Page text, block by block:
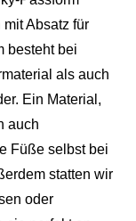
Absatz für
besteht bei
als auch
Ein Material,
auch
Füße selbst bei
statten wir
oder